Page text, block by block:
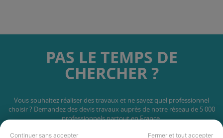
Continuer sans accepter Fermer et tout accepter
PAS LE TEMPS DE
CHERCHER ?
Vous souhaitez réaliser des travaux et ne savez quel professionnel
choisir ? Demandez des devis travaux auprès de notre réseau de 5 000
professionnels partout en France.